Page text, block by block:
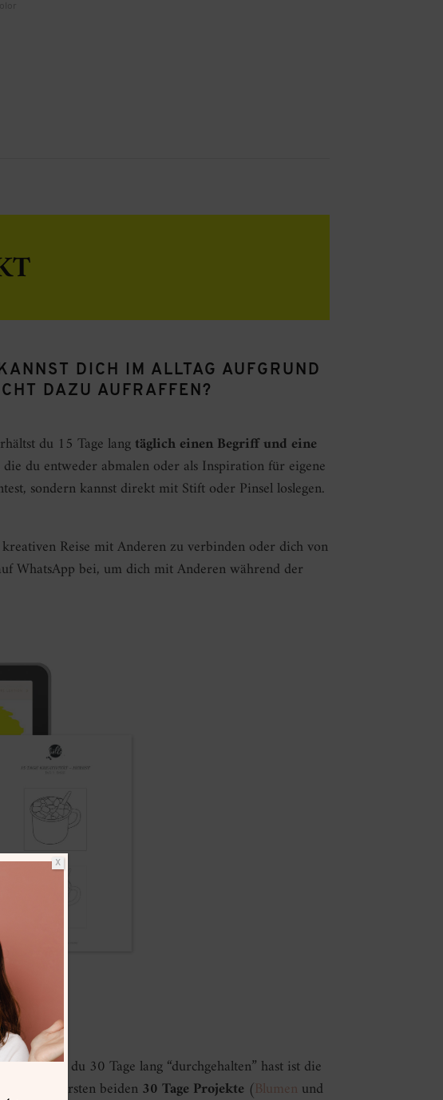
DICH IM ALLTAG AUFGRUND
DAZU AUFRAFFEN?
du 15 Tage langtäglich einen Begriff und eine
du entweder abmalen oder als Inspiration für eigene
sondern kannst direkt mit Stift oder Pinsel loslegen.
Reise mit Anderen zu verbinden oder dich von
WhatsApp bei, um dich mit Anderen während der
. Wenn du 30 Tage lang “durchgehalten” hast ist die
wir die ersten beiden30 Tage Projekte (Blumen und
X